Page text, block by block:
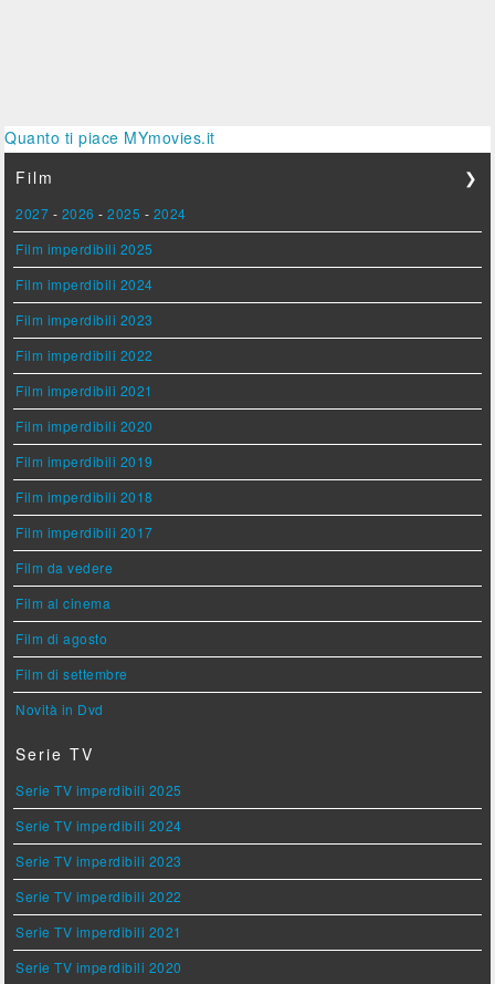
Quanto ti piace MYmovies.it
Film
❯
2027 - 2026 -2025 - 2024
Film imperdibili 2025
Film imperdibili 2024
Film imperdibili 2023
Film imperdibili 2022
Film imperdibili 2021
Film imperdibili 2020
Film imperdibili 2019
Film imperdibili 2018
Film imperdibili 2017
Film da vedere
Film al cinema
Film di agosto
Film di settembre
Novità in Dvd
Serie TV
Serie TV imperdibili 2025
Serie TV imperdibili 2024
Serie TV imperdibili 2023
Serie TV imperdibili 2022
Serie TV imperdibili 2021
Serie TV imperdibili 2020